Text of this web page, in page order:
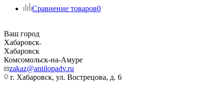
Сравнение товаров0
Ваш город
Хабаровск
Хабаровск
Комсомольск-на-Амуре
zakaz@antilopadv.ru
г. Хабаровск, ул. Вострецова, д. 6